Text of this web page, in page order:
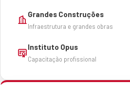
Grandes Construções
Infraestrutura e grandes obras
Instituto Opus
Capacitação profissional